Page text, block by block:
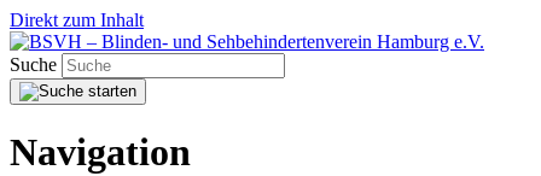
Direkt zum Inhalt
Suche
Navigation